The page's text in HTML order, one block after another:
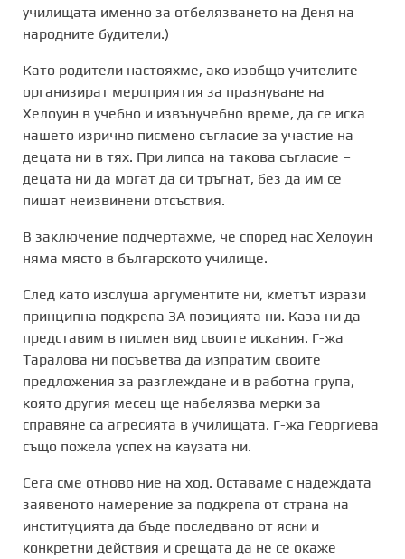
училищата именно за отбелязването на Деня на
народните будители.)
Като родители настояхме, ако изобщо учителите
организират мероприятия за празнуване на
Хелоуин в учебно и извънучебно време, да се иска
нашето изрично писмено съгласие за участие на
децата ни в тях. При липса на такова съгласие –
децата ни да могат да си тръгнат, без да им се
пишат неизвинени отсъствия.
В заключение подчертахме, че според нас Хелоуин
няма място в българското училище.
След като изслуша аргументите ни, кметът изрази
принципна подкрепа ЗА позицията ни. Каза ни да
представим в писмен вид своите искания. Г-жа
Таралова ни посъветва да изпратим своите
предложения за разглеждане и в работна група,
която другия месец ще набелязва мерки за
справяне са агресията в училищата. Г-жа Георгиева
също пожела успех на каузата ни.
Сега сме отново ние на ход. Оставаме с надеждата
заявеното намерение за подкрепа от страна на
институцията да бъде последвано от ясни и
конкретни действия и срещата да не се окаже